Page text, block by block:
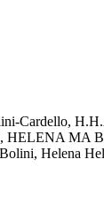
Cardello,
HELENA MA
Helena